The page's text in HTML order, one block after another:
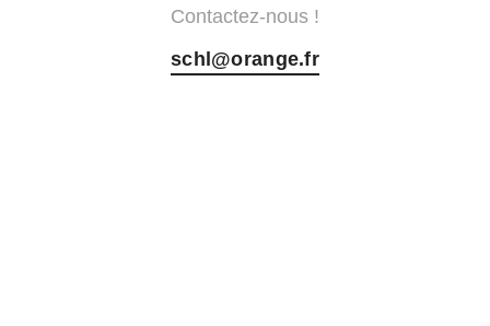
Contactez-nous !
schl@orange.fr